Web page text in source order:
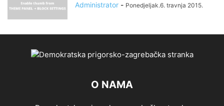
Administrator - Ponedjeljak.6. travnja 2015.
O NAMA